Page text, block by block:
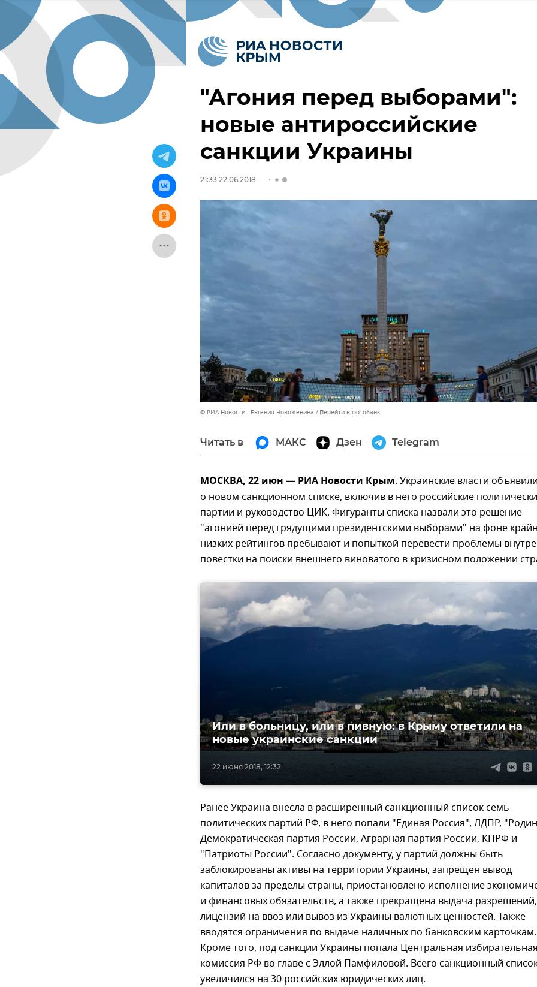
"Агония перед выборами":
новые антироссийские
санкции Украины
21:33 22.06.2018
© РИА Новости . Евгения Новоженина Перейти в фотобанк
Читать в МАКС Дзен Telegram
МОСКВА, 22 июн — РИА Новости Крым. Украинские власти объявили
о новом санкционном списке, включив в него российские
партии и руководство ЦИК. Фигуранты списка назвали это решение
"агонией перед грядущими президентскими выборами" на фоне
низких рейтингов пребывают и попыткой перевести проблемы
повестки на поиски внешнего виноватого в кризисном положении
22 июня 2018, 12:32
Или в больницу, или в пивную: в Крыму ответили на
новые украинские санкции
Ранее Украина внесла в расширенный санкционный список семь
политических партий РФ, в него попали "Единая Россия", ЛДПР,
Демократическая партия России, Аграрная партия России, КПРФ и
"Патриоты России". Согласно документу, у партий должны быть
заблокированы активы на территории Украины, запрещен вывод
капиталов за пределы страны, приостановлено исполнение
и финансовых обязательств, а также прекращена выдача разрешений,
лицензий на ввоз или вывоз из Украины валютных ценностей. Также
вводятся ограничения по выдаче наличных по банковским карточкам.
Кроме того, под санкции Украины попала Центральная избирательная
комиссия РФ во главе с Эллой Памфиловой. Всего санкционный
увеличился на 30 российских юридических лиц.